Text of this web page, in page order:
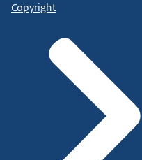
Copyright